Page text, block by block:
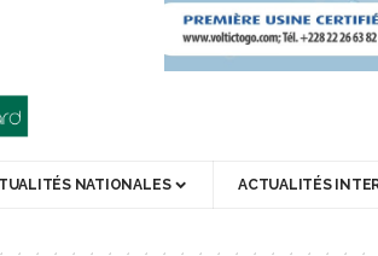
NATIONALES ACTUALITÉS